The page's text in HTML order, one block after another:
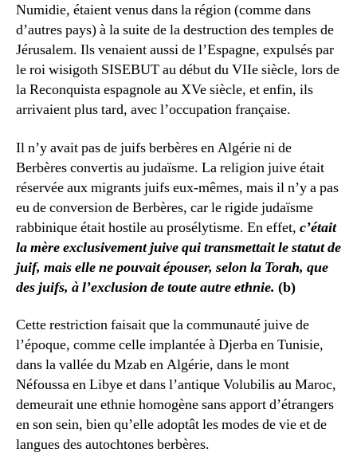
Numidie, étaient venus dans la région (comme dans
d’autres pays) à la suite de la destruction des temples de
Jérusalem. Ils venaient aussi de l’Espagne, expulsés par
le roi wisigoth SISEBUT au début du VIIe siècle, lors de
la Reconquista espagnole au XVe siècle, et enfin, ils
arrivaient plus tard, avec l’occupation française.
Il n’y avait pas de juifs berbères en Algérie ni de
Berbères convertis au judaïsme. La religion juive était
réservée aux migrants juifs eux-mêmes, mais il n’y a pas
eu de conversion de Berbères, car le rigide judaïsme
rabbinique était hostile au prosélytisme. En effet, c’était
la mère exclusivement juive qui transmettait le statut de
juif, mais elle ne pouvait épouser, selon la Torah, que
des juifs, à l’exclusion de toute autre ethnie. (b)
Cette restriction faisait que la communauté juive de
l’époque, comme celle implantée à Djerba en Tunisie,
dans la vallée du Mzab en Algérie, dans le mont
Néfoussa en Libye et dans l’antique Volubilis au Maroc,
demeurait une ethnie homogène sans apport d’étrangers
en son sein, bien qu’elle adoptât les modes de vie et de
langues des autochtones berbères.